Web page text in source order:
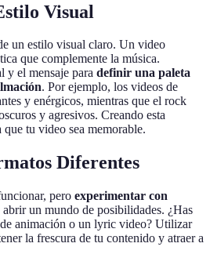
Visual
un estilo visual claro. Un video
que complemente la música.
y el mensaje para definir una paleta
. Por ejemplo, los videos de
y enérgicos, mientras que el rock
y agresivos. Creando esta
tu video sea memorable.
Diferentes
pero experimentar con
abrir un mundo de posibilidades. ¿Has
animación o un lyric video? Utilizar
la frescura de tu contenido y atraer a